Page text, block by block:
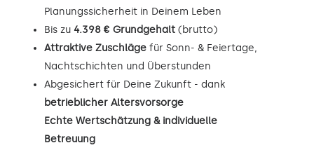
Planungssicherheit in Deinem Leben
Bis zu 4.398 € Grundgehalt (brutto)
Attraktive Zuschläge für Sonn- & Feiertage,
Nachtschichten und Überstunden
Abgesichert für Deine Zukunft - dank
betrieblicher Altersvorsorge
Echte Wertschätzung & individuelle
Betreuung